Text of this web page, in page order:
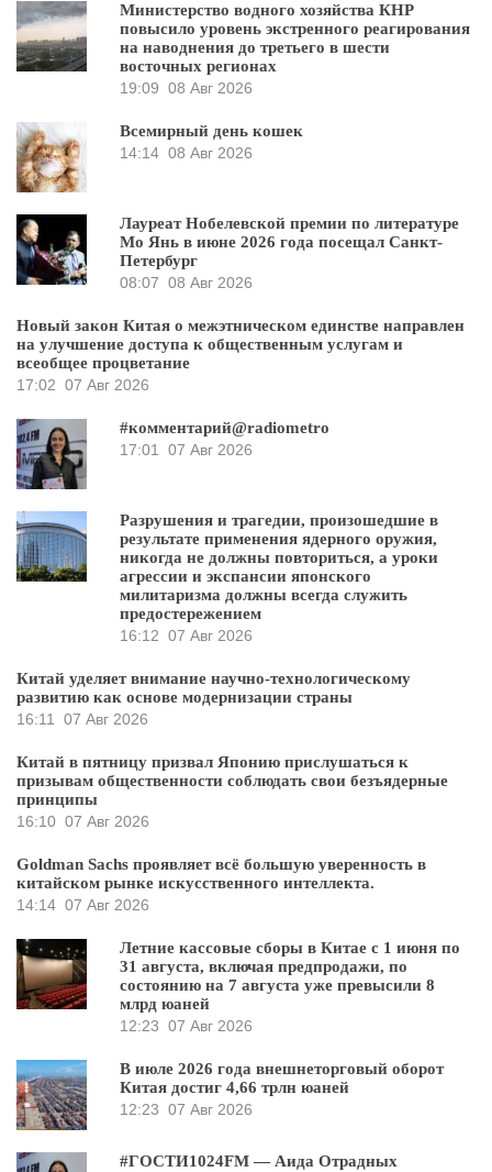
Министерство водного хозяйства КНР
повысило уровень экстренного реагирования
на наводнения до третьего в шести
восточных регионах
19:09 08 Авг 2026
Всемирный день кошек
14:14 08 Авг 2026
Лауреат Нобелевской премии по литературе
Мо Янь в июне 2026 года посещал Санкт-
Петербург
08:07 08 Авг 2026
Новый закон Китая о межэтническом единстве направлен
на улучшение доступа к общественным услугам и
всеобщее процветание
17:02 07 Авг 2026
#комментарий@radiometro
17:01 07 Авг 2026
Разрушения и трагедии, произошедшие в
результате применения ядерного оружия,
никогда не должны повториться, а уроки
агрессии и экспансии японского
милитаризма должны всегда служить
предостережением
16:12 07 Авг 2026
Китай уделяет внимание научно-технологическому
развитию как основе модернизации страны
16:11 07 Авг 2026
Китай в пятницу призвал Японию прислушаться к
призывам общественности соблюдать свои безъядерные
принципы
16:10 07 Авг 2026
Goldman Sachs проявляет всё большую уверенность в
китайском рынке искусственного интеллекта.
14:14 07 Авг 2026
Летние кассовые сборы в Китае с 1 июня по
31 августа, включая предпродажи, по
состоянию на 7 августа уже превысили 8
млрд юаней
12:23 07 Авг 2026
В июле 2026 года внешнеторговый оборот
Китая достиг 4,66 трлн юаней
12:23 07 Авг 2026
#ГОСТИ1024FM — Аида Отрадных